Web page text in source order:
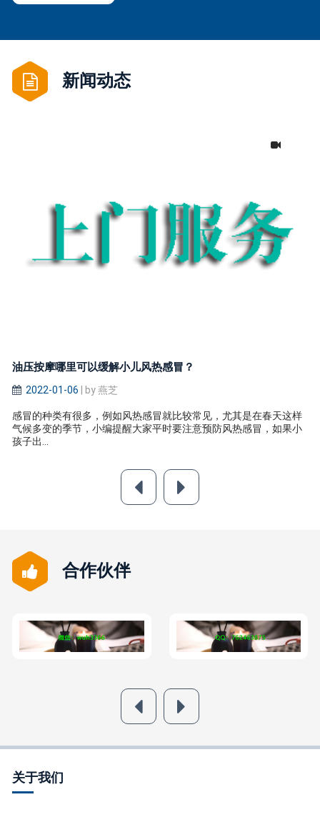
新闻动态
油压按摩哪里可以缓解小儿风热感冒？
2022-01-06 | by 燕芝
感冒的种类有很多，例如风热感冒就比较常见，尤其是在春天这样
气候多变的季节，小编提醒大家平时要注意预防风热感冒，如果小
孩子出...
合作伙伴
关于我们